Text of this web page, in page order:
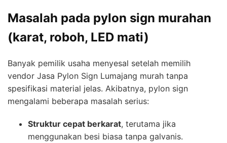
Masalah pada pylon sign murahan
(karat, roboh, LED mati)
Banyak pemilik usaha menyesal setelah memilih
vendor Jasa Pylon Sign Lumajang murah tanpa
spesifikasi material jelas. Akibatnya, pylon sign
mengalami beberapa masalah serius:
Struktur cepat berkarat, terutama jika
menggunakan besi biasa tanpa galvanis.